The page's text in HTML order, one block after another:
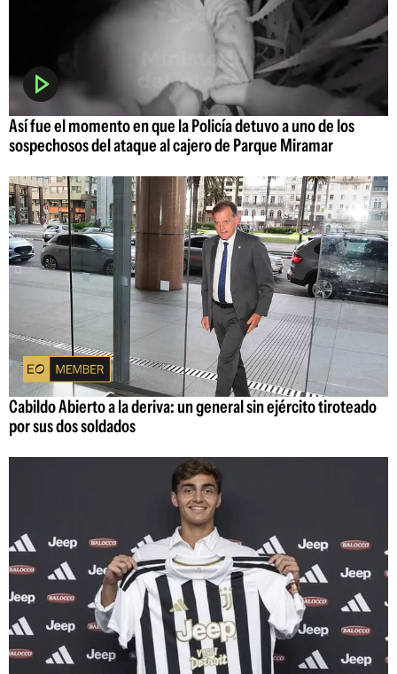
Así fue el momento en que la Policía detuvo a uno de los
sospechosos del ataque al cajero de Parque Miramar
Cabildo Abierto a la deriva: un general sin ejército tiroteado
por sus dos soldados